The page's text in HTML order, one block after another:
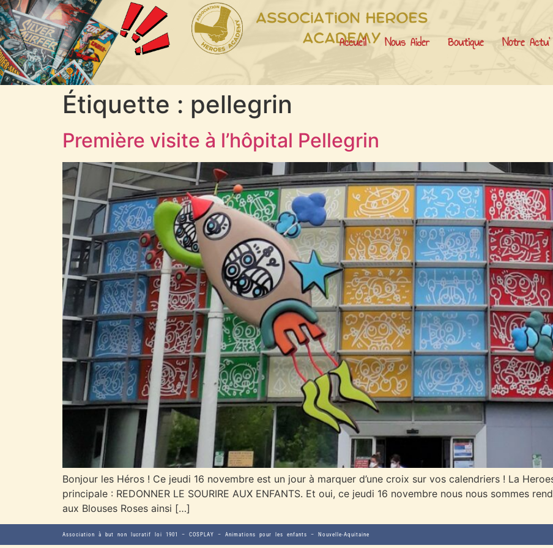
Accueil Nous Aider Boutique Notre Actu’
Étiquette : pellegrin
Première visite à l’hôpital Pellegrin
Bonjour les Héros ! Ce jeudi 16 novembre est un jour à marquer d’une croix sur vos calendriers ! La
principale : REDONNER LE SOURIRE AUX ENFANTS. Et oui, ce jeudi 16 novembre nous nous sommes
aux Blouses Roses ainsi […]
Association à but non lucratif loi 1901 – COSPLAY – Animations pour les enfants – Nouvelle-Aquitaine